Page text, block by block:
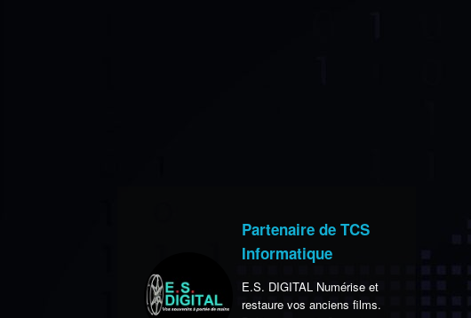
Partenaire de TCS
Informatique
E.S. DIGITAL Numérise et
restaure vos anciens films.